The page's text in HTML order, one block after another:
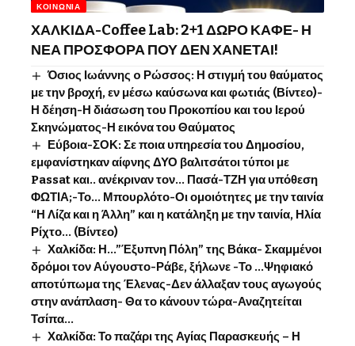
ΚΟΙΝΩΝΊΑ
ΧΑΛΚΙΔΑ-Coffee Lab: 2+1 ΔΩΡΟ ΚΑΦΕ- Η
ΝΕΑ ΠΡΟΣΦΟΡΑ ΠΟΥ ΔΕΝ ΧΑΝΕΤΑΙ!
Όσιος Ιωάννης o Ρώσσος: Η στιγμή του θαύματος
με την βροχή, εν μέσω καύσωνα και φωτιάς (Βίντεο)-
Η δέηση-Η διάσωση του Προκοπίου και του Ιερού
Σκηνώματος-Η εικόνα του Θαύματος
Εύβοια-ΣΟΚ: Σε ποια υπηρεσία του Δημοσίου,
εμφανίστηκαν αίφνης ΔΥΟ βαλιτσάτοι τύποι με
Passat και.. ανέκριναν τον… Πασά-ΤΖΗ για υπόθεση
ΦΩΤΙΑ;-Το… Μπουρλότο-Οι ομοιότητες με την ταινία
“Η Λίζα και η Άλλη” και η κατάληξη με την ταινία, Ηλία
Ρίχτο… (Βίντεο)
Χαλκίδα: Η…”Έξυπνη Πόλη” της Βάκα- Σκαμμένοι
δρόμοι τον Αύγουστο-Ράβε, ξήλωνε -Το …Ψηφιακό
αποτύπωμα της Έλενας-Δεν άλλαξαν τους αγωγούς
στην ανάπλαση- Θα το κάνουν τώρα-Αναζητείται
Τσίπα…
Χαλκίδα: Το παζάρι της Αγίας Παρασκευής – Η